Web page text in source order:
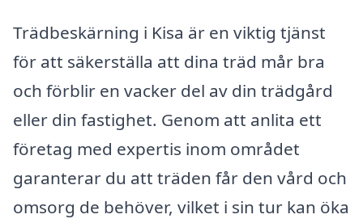
Trädbeskärning i Kisa är en viktig tjänst
för att säkerställa att dina träd mår bra
och förblir en vacker del av din trädgård
eller din fastighet. Genom att anlita ett
företag med expertis inom området
garanterar du att träden får den vård och
omsorg de behöver, vilket i sin tur kan öka